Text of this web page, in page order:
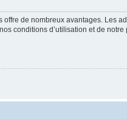
de nombreux avantages.
conditions d’utilisation et de